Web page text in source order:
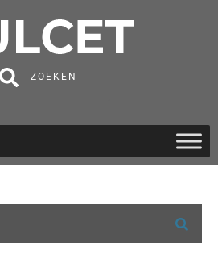
ZOEKEN